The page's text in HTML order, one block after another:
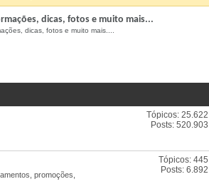
dicas, fotos e muito mais...
dicas, fotos e muito mais....
VerTópicos: 25.622
Posts: 520.903
promoções,
Tópicos: 445
Posts: 6.892